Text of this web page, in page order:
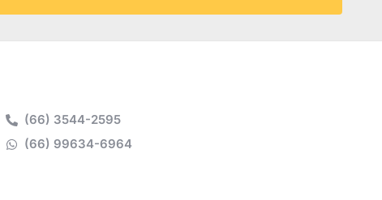
(66) 3544-2595
(66) 99634-6964